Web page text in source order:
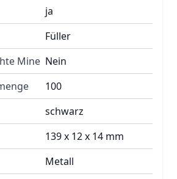
ja
Füller
Mine Nein
100
schwarz
139 x 12 x 14 mm
Metall